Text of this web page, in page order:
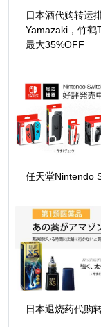
日本酒代购转运
Yamazaki，竹鹤
最大35%OFF
任天堂Nintendo
日本退烧药代购